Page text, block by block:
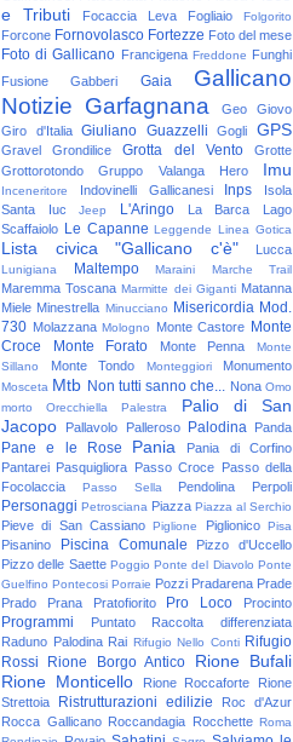
e Tributi
Focaccia Leva Fogliaio Folgorito
Forcone Fornovolasco Fortezze Foto del mese
Foto di Gallicano Francigena Freddone Funghi
Fusione
Gabberi Gaia
Gallicano
Notizie Garfagnana Geo
Giovo
Giro d'Italia
Giuliano Guazzelli Gogli GPS
Gravel Grondilice Grotta del Vento
Grotte
Grottorotondo
Gruppo Valanga Hero Imu
Inceneritore Indovinelli Gallicanesi Inps
Isola
Santa
Iuc Jeep L'Aringo La Barca
Lago
Scaffaiolo Le Capanne Leggende Linea Gotica
Lista civica "Gallicano c'è" Lucca
Lunigiana Maltempo Maraini Marche Trail
Maremma Toscana Marmitte dei Giganti Matanna
Miele Minestrella Minucciano Misericordia Mod.
730 Molazzana Mologno Monte Castore Monte
Croce
Monte Forato Monte Penna
Monte
Sillano
Monte Tondo Monteggiori Monumento
Mosceta Mtb Non tutti sanno che... Nona Omo
morto
Orecchiella Palestra
Palio di San
Jacopo
Pallavolo Palleroso Palodina Panda
Pane e le Rose Pania
Pania di Corfino
Pantarei Pasquigliora Passo Croce Passo della
Focolaccia
Passo Sella Pendolina Perpoli
Personaggi Petrosciana Piazza Piazza al Serchio
Pieve di San Cassiano Piglione Piglionico Pisa
Pisanino Piscina Comunale
Pizzo d'Uccello
Pizzo delle Saette Poggio Ponte del Diavolo Ponte
Guelfino Pontecosi Porraie Pozzi Pradarena Prade
Prado
Prana Pratofiorito Pro Loco Procinto
Programmi Puntato
Raccolta differenziata
Raduno Palodina Rai Rifugio Nello Conti Rifugio
Rossi
Rione Borgo Antico
Rione Bufali
Rione Monticello
Rione Roccaforte
Rione
Strettoia
Ristrutturazioni edilizie
Roc d'Azur
Rocca Gallicano Roccandagia Rocchette Roma